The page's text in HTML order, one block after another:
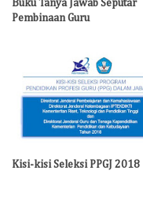
Buku Tanya Jawab Seputar
Pembinaan Guru
Kisi-kisi Seleksi PPGJ 2018